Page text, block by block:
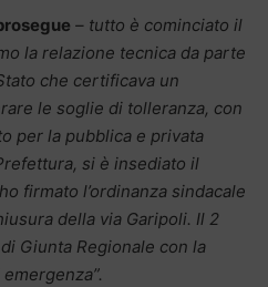
– tutto è cominciato il
la relazione tecnica da parte
che certificava un
le soglie di tolleranza, con
per la pubblica e privata
si è insediato il
firmato l’ordinanza sindacale
della via Garipoli. Il 2
Giunta Regionale con la